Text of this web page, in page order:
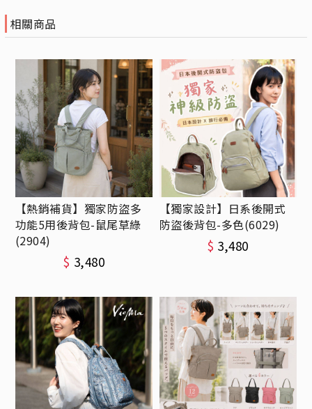
相關商品
【熱銷補貨】獨家防盜多
功能5用後背包-鼠尾草綠
(2904)
$ 3,480
【獨家設計】日系後開式
防盜後背包-多色(6029)
$ 3,480